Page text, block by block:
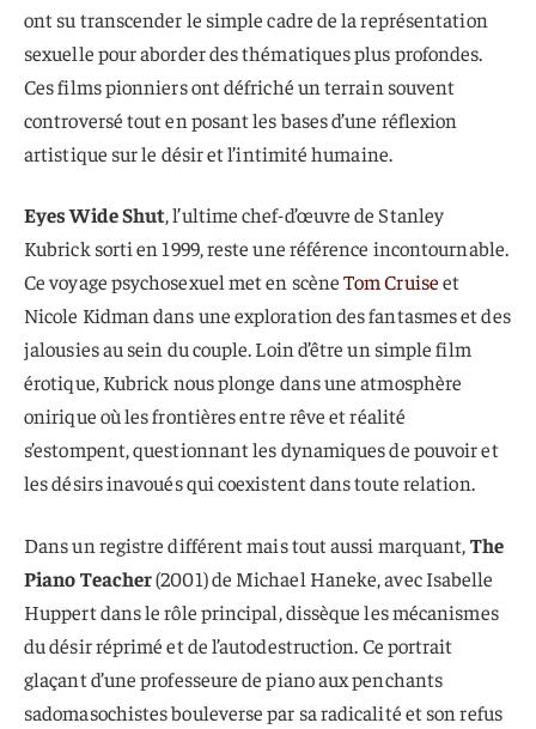
ont su transcender le simple cadre de la représentation
sexuelle pour aborder des thématiques plus profondes.
Ces films pionniers ont défriché un terrain souvent
controversé tout en posant les bases d’une réflexion
artistique sur le désir et l’intimité humaine.
Eyes Wide Shut, l’ultime chef-d’œuvre de Stanley
Kubrick sorti en 1999, reste une référence incontournable.
Ce voyage psychosexuel met en scèneTom Cruiseet
Nicole Kidman dans une exploration des fantasmes et des
jalousies au sein du couple. Loin d’être un simple film
érotique, Kubrick nous plonge dans une atmosphère
onirique où les frontières entre rêve et réalité
s’estompent, questionnant les dynamiques de pouvoir et
les désirs inavoués qui coexistent dans toute relation.
Dans un registre différent mais tout aussi marquant,The
Piano Teacher(2001) de Michael Haneke, avec Isabelle
Huppert dans le rôle principal, dissèque les mécanismes
du désir réprimé et de l’autodestruction. Ce portrait
glaçant d’une professeure de piano aux penchants
sadomasochistes bouleverse par sa radicalité et son refus